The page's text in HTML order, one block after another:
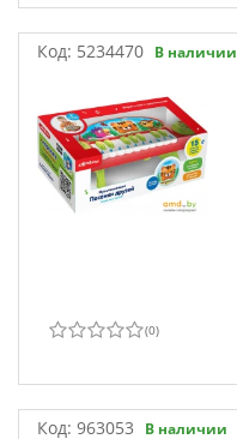
Код: 5234470 В наличии
(0)
Код: 963053 В наличии